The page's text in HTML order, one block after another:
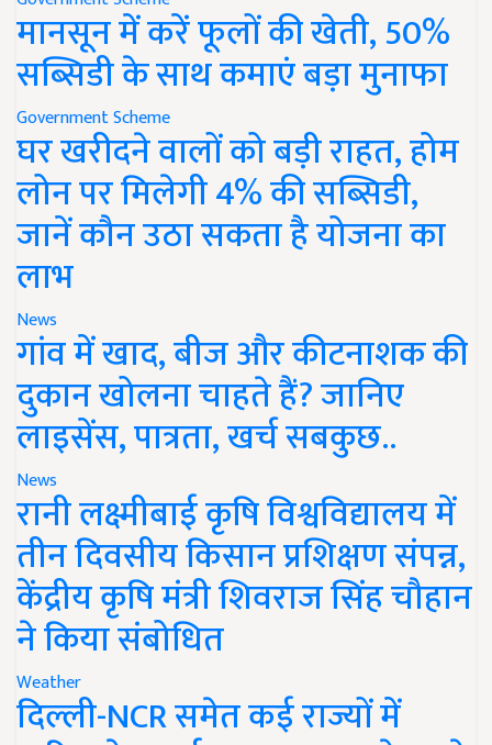
मानसून में करें फूलों की खेती, 50%
सब्सिडी के साथ कमाएं बड़ा मुनाफा
Government Scheme
घर खरीदने वालों को बड़ी राहत, होम
लोन पर मिलेगी 4% की सब्सिडी,
जानें कौन उठा सकता है योजना का
लाभ
News
गांव में खाद, बीज और कीटनाशक की
दुकान खोलना चाहते हैं? जानिए
लाइसेंस, पात्रता, खर्च सबकुछ..
News
रानी लक्ष्मीबाई कृषि विश्वविद्यालय में
तीन दिवसीय किसान प्रशिक्षण संपन्न,
केंद्रीय कृषि मंत्री शिवराज सिंह चौहान
ने किया संबोधित
Weather
दिल्ली-NCR समेत कई राज्यों में